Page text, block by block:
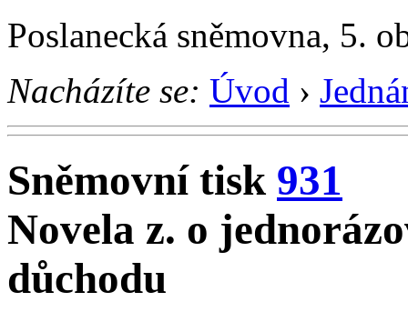
Poslanecká sněmovna, 5.
Nacházíte se: Úvod ›
Sněmovní tisk 931
Novela z. o
důchodu